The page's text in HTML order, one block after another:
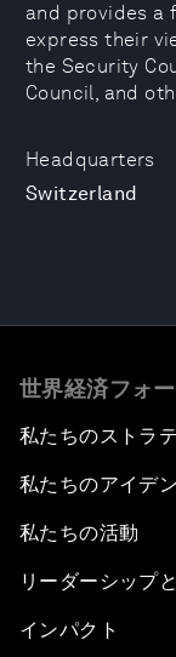
Headquarters
Switzerland
and provides a
express their
the Security
Council, and
世界経済フォ
私たちのストラ
私たちのアイデ
私たちの活動
リーダーシップ
インパクト